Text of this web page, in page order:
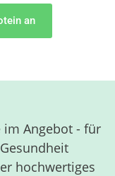
an
Angebot - für
hochwertiges